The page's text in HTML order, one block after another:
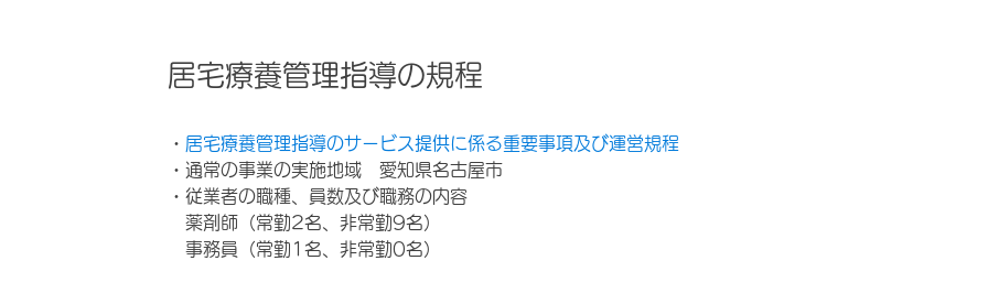
居宅療養管理指導の規程
・ 居宅療養管理指導のサービス提供に係る重要事項及び運営規程
・通常の事業の実施地域 愛知県名古屋市
・従業者の職種、員数及び職務の内容
薬剤師（常勤2名、非常勤9名）
事務員（常勤1名、非常勤0名）